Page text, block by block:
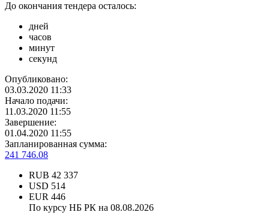
До окончания тендера осталось:
дней
часов
минут
секунд
Опубликовано:
03.03.2020 11:33
Начало подачи:
11.03.2020 11:55
Завершение:
01.04.2020 11:55
Запланированная сумма:
241 746.08
RUB 42 337
USD 514
EUR 446
По курсу НБ РК на 08.08.2026